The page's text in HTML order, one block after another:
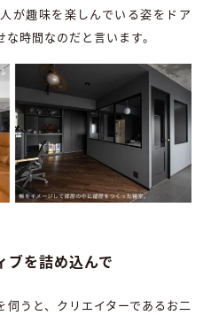
が趣味を楽しんでいる姿をドア
時間なのだと言います。
ブを詰め込んで
うと、クリエイターであるお二